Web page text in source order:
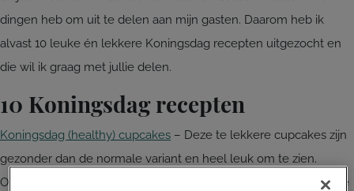
dingen heb om uit te delen aan mijn gasten. Daarom heb ik
alvast 10 leuke én lekkere Koningsdag recepten uitgezocht en
die wil ik graag met jullie delen.
10 Koningsdag recepten
Koningsdag (healthy) cupcakes – Deze te lekkere cupcakes zijn
gezonder dan de normale variant en heel leuk om te zien.
Omdat er wortel is gebruikt, hebben ze wat weg van carrot cake